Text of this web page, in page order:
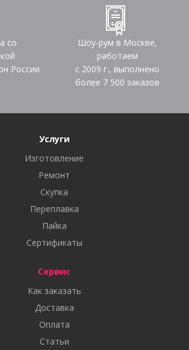
со
России
Шоу-рум в Москве,
работаем
с 2009 г., выполнено
более 7 500 заказов
Услуги
Изготовление
Ремонт
Скупка
Переплавка
Пайка
Сертификаты
Сервис
Как заказать
Доставка
Оплата
Статьи